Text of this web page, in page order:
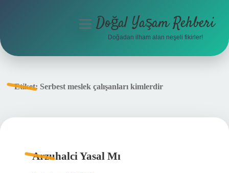
menüyüDoğal Yaşam Rehberi
Doğadan ilham alan neşeli fikirler!
Etiket: Serbest meslek çalışanları kimlerdir
Arzuhalci Yasal Mı